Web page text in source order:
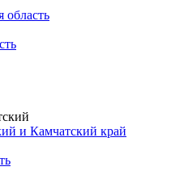
область
и Камчатский край